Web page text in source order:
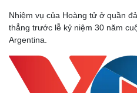
Nhiệm vụ của Hoàng tử ở quần
thẳng trước lễ kỷ niệm 30 năm
Argentina.